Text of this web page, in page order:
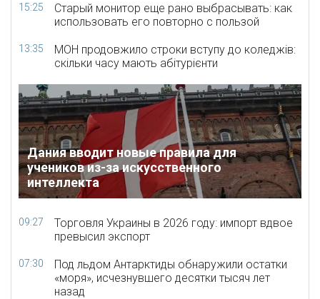
15:25
Старый монитор еще рано выбрасывать: как
использовать его повторно с пользой
13:35
МОН продовжило строки вступу до коледжів:
скільки часу мають абітурієнти
Дания вводит новые правила для
учеников из-за искусственного
интеллекта
09:27
Торговля Украины в 2026 году: импорт вдвое
превысил экспорт
07:30
Под льдом Антарктиды обнаружили остатки
«моря», исчезнувшего десятки тысяч лет
назад